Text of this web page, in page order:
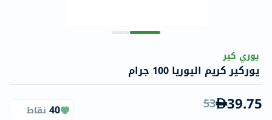
يوري كير
يوركير كريم اليوريا 100 جرام
39.75
53
40 نقاط